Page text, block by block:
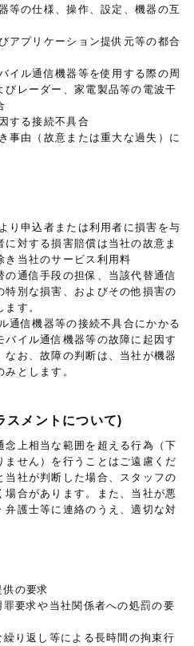
等の仕様、操作、設定、機器の互
アプリケーション提供元等の都合
イル通信機器等を使用する際の周
びレーダー、家電製品等の電波干
する接続不具合
事由（故意または重大な過失）に
り申込者または利用者に損害を与
対する損害賠償は当社の故意ま
き当社のサービス利用料
通信手段の担保、当該代替通信
別な損害、およびその他損害の
す。
通信機器等の接続不具合にかかる
イル通信機器等の故障に起因す
お、故障の判断は、当社が機器
とします。
スメントについて)
上相当な範囲を超える行為（下
せん）を行うことはご遠慮くだ
社が判断した場合、スタッフの
合があります。また、当社が悪
護士等に連絡のうえ、適切な対
の要求
要求や当社関係者への処罰の要
り返し等による長時間の拘束行